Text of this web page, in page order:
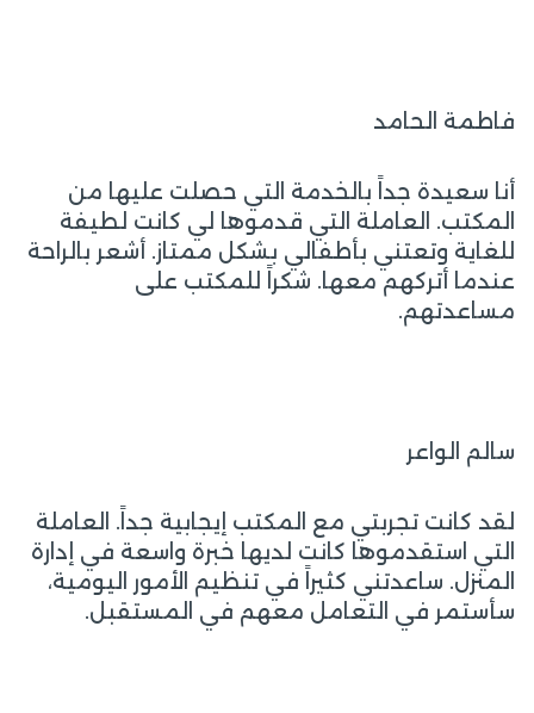
فاطمة الحامد
أنا سعيدة جداً بالخدمة التي حصلت عليها من
المكتب. العاملة التي قدموها لي كانت لطيفة
للغاية وتعتني بأطفالي بشكل ممتاز. أشعر بالراحة
عندما أتركهم معها. شكراً للمكتب على
مساعدتهم.
سالم الواعر
لقد كانت تجربتي مع المكتب إيجابية جداً. العاملة
التي استقدموها كانت لديها خبرة واسعة في إدارة
المنزل. ساعدتني كثيراً في تنظيم الأمور اليومية،
سأستمر في التعامل معهم في المستقبل.